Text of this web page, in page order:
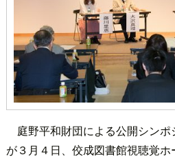
庭野平和財団による公開シンポ
が３月４日、佼成図書館視聴覚